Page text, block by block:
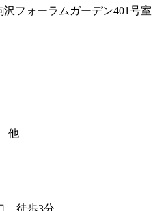
フォーラムガーデン401号室
他